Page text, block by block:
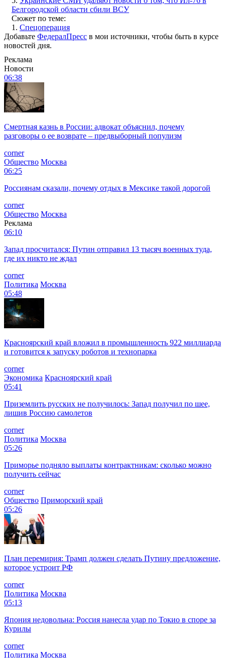
Белгородской области сбили ВСУ
Сюжет по теме:
1. Спецоперация
Добавьте ФедералПресс в мои источники, чтобы быть в курсе
новостей дня.
Реклама
Новости
06:38
Смертная казнь в России: адвокат объяснил, почему
разговоры о ее возврате – предвыборный популизм
corner
Общество Москва
06:25
Россиянам сказали, почему отдых в Мексике такой дорогой
corner
Общество Москва
Реклама
06:10
Запад просчитался: Путин отправил 13 тысяч военных туда,
где их никто не ждал
corner
Политика Москва
05:48
Красноярский край вложил в промышленность 922 миллиарда
и готовится к запуску роботов и технопарка
corner
Экономика Красноярский край
05:41
Приземлить русских не получилось: Запад получил по шее,
лишив Россию самолетов
corner
Политика Москва
05:26
Приморье подняло выплаты контрактникам: сколько можно
получить сейчас
corner
Общество Приморский край
05:26
План перемирия: Трамп должен сделать Путину предложение,
которое устроит РФ
corner
Политика Москва
05:13
Япония недовольна: Россия нанесла удар по Токио в споре за
Курилы
corner
Политика Москва